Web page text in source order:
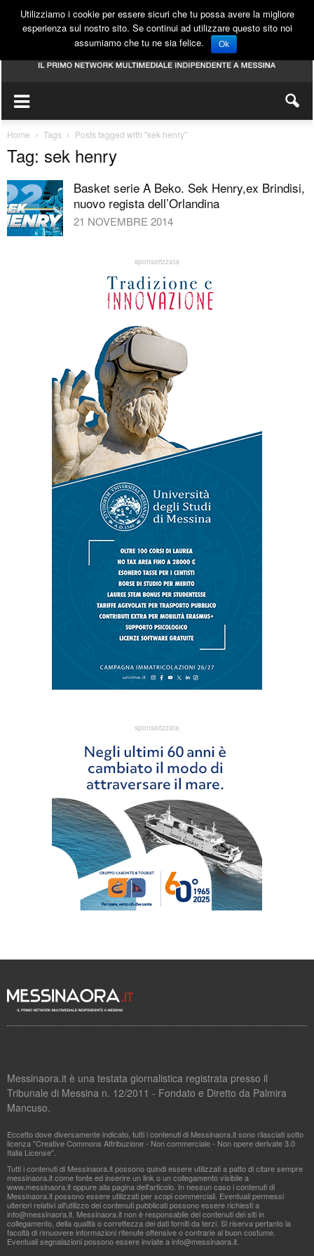
Home Tags Posts tagged with "sek henry"
Tag: sek henry
Basket serie A Beko. Sek Henry,ex Brindisi,
nuovo regista dell’Orlandina
21 NOVEMBRE 2014
sponsorizzata
sponsorizzata
Messinaora.it è una testata giornalistica registrata presso il
Tribunale di Messina n. 12/2011 - Fondato e Diretto da Palmira
Mancuso.
Eccetto dove diversamente indicato, tutti i contenuti di Messinaora.it sono rilasciati sotto
licenza "Creative Commons Attribuzione - Non commerciale - Non opere derivate 3.0
Italia License".
Tutti i contenuti di Messinaora.it possono quindi essere utilizzati a patto di citare sempre
messinaora.it come fonte ed inserire un link o un collegamento visibile a
www.messinaora.it oppure alla pagina dell'articolo. In nessun caso i contenuti di
Messinaora.it possono essere utilizzati per scopi commerciali. Eventuali permessi
ulteriori relativi all'utilizzo dei contenuti pubblicati possono essere richiesti a
info@messinaora.it . Messinaora.it non è responsabile dei contenuti dei siti in
collegamento, della qualità o correttezza dei dati forniti da terzi. Si riserva pertanto la
facoltà di rimuovere informazioni ritenute offensive o contrarie al buon costume.
Eventuali segnalazioni possono essere inviate ainfo@messinaora.it
Utilizziamo i cookie per essere sicuri che tu possa avere la migliore
esperienza sul nostro sito. Se continui ad utilizzare questo sito noi
assumiamo che tu ne sia felice.
Ok